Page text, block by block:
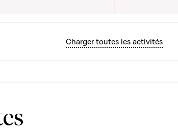
Charger toutes les activités